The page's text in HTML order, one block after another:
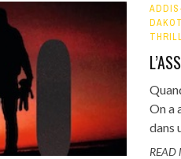
On a
dans
READ